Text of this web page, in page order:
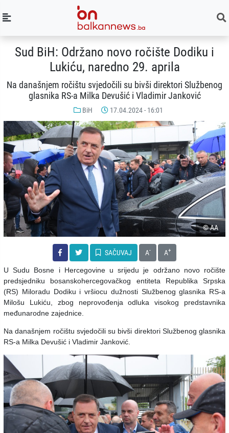
Sud BiH: Održano novo ročište Dodiku i
Lukiću, naredno 29. aprila
Na današnjem ročištu svjedočili su bivši direktori Službenog
glasnika RS-a Milka Devušić i Vladimir Јanković
BiH 17.04.2024 - 16:01
© AA
SAČUVAJ A- A+
U Sudu Bosne i Hercegovine u srijedu je održano novo ročište
predsjedniku bosanskohercegovačkog entiteta Republika Srpska
(RS) Miloradu Dodiku i vršiocu dužnosti Službenog glasnika RS-a
Milošu Lukiću, zbog neprovođenja odluka visokog predstavnika
međunarodne zajednice.
Na današnjem ročištu svjedočili su bivši direktori Službenog glasnika
RS-a Milka Devušić i Vladimir Јanković.